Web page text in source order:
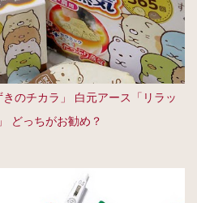
のチカラ」 白元アース「リラッ
どっちがお勧め？